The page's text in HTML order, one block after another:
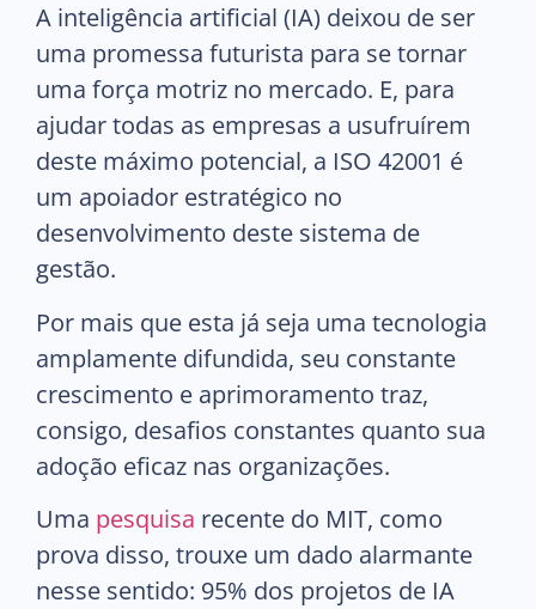
A inteligência artificial (IA) deixou de ser
uma promessa futurista para se tornar
uma força motriz no mercado. E, para
ajudar todas as empresas a usufruírem
deste máximo potencial, a ISO 42001 é
um apoiador estratégico no
desenvolvimento deste sistema de
gestão.
Por mais que esta já seja uma tecnologia
amplamente difundida, seu constante
crescimento e aprimoramento traz,
consigo, desafios constantes quanto sua
adoção eficaz nas organizações.
Uma pesquisa recente do MIT, como
prova disso, trouxe um dado alarmante
nesse sentido: 95% dos projetos de IA